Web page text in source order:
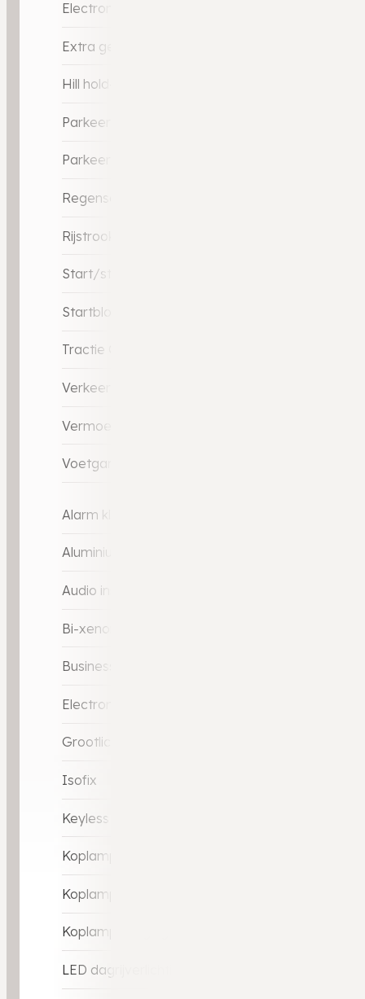
Electronic Stability Program (ESP)
Extra getint glas
Hill hold-functie
Parkeer-assistent
Parkeersensor achter
Regensensor
Rijstrooksensor
Start/stop systeem
Startblokkering
Tractie Controle Systeem (TCS)
Verkeersbord detectie
Vermoeidheids herkenning
Voetgangersairbag
Alarm klasse 3
Aluminium interieur afwerking
Audio installatie
Bi-xenon koplampen
Business Pack Connect
Electronic climate controle
Grootlicht-assistent
Isofix
Keyless entry
Koplampen adaptief
Koplampreiniging
Koplampreiniging
LED dagrijverlichting